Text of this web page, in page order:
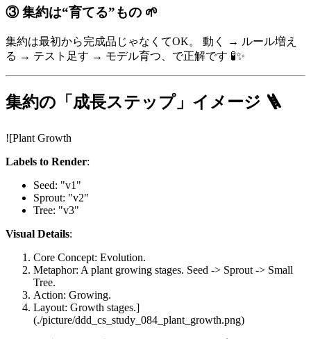
③ 集約は“育てる”もの 🌱
集約は最初から完成品じゃなくてOK。 動く → ルール増え
る → テスト足す → モデル育つ、で正解です 🧪✨
集約の「成長ステップ」イメージ 🪜
![Plant Growth
Labels to Render:
Seed: "v1"
Sprout: "v2"
Tree: "v3"
Visual Details:
Core Concept: Evolution.
Metaphor: A plant growing stages. Seed -> Sprout -> Small
Tree.
Action: Growing.
Layout: Growth stages.]
(./picture/ddd_cs_study_084_plant_growth.png)